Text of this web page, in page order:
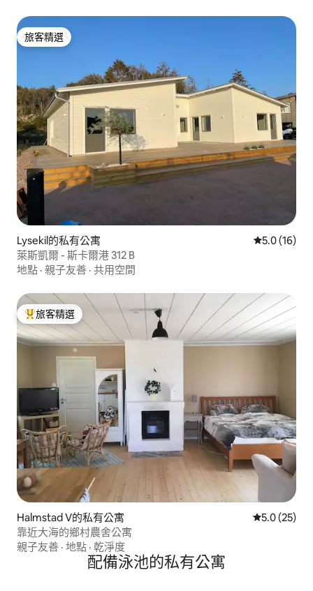
旅客精選
旅客精選
Lysekil的私有公寓 從 16 則評
5.0 (16)
萊斯凱爾 - 斯卡爾港 312 B
地點 · 親子友善 · 共用空間
旅客精選榜首
旅客精選
Halmstad V的私有公寓 從 25 則評
5.0 (25)
靠近大海的鄉村農舍公寓
親子友善 · 地點 · 乾淨度
配備泳池的私有公寓